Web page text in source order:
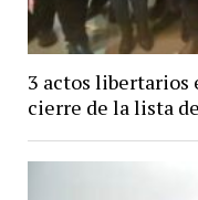
3 actos libertarios
cierre de la lista